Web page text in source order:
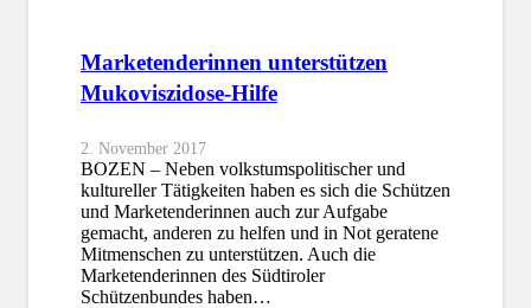
Marketenderinnen unterstützen
Mukoviszidose-Hilfe
2. November 2017
BOZEN – Neben volkstumspolitischer und
kultureller Tätigkeiten haben es sich die Schützen
und Marketenderinnen auch zur Aufgabe
gemacht, anderen zu helfen und in Not geratene
Mitmenschen zu unterstützen. Auch die
Marketenderinnen des Südtiroler
Schützenbundes haben…